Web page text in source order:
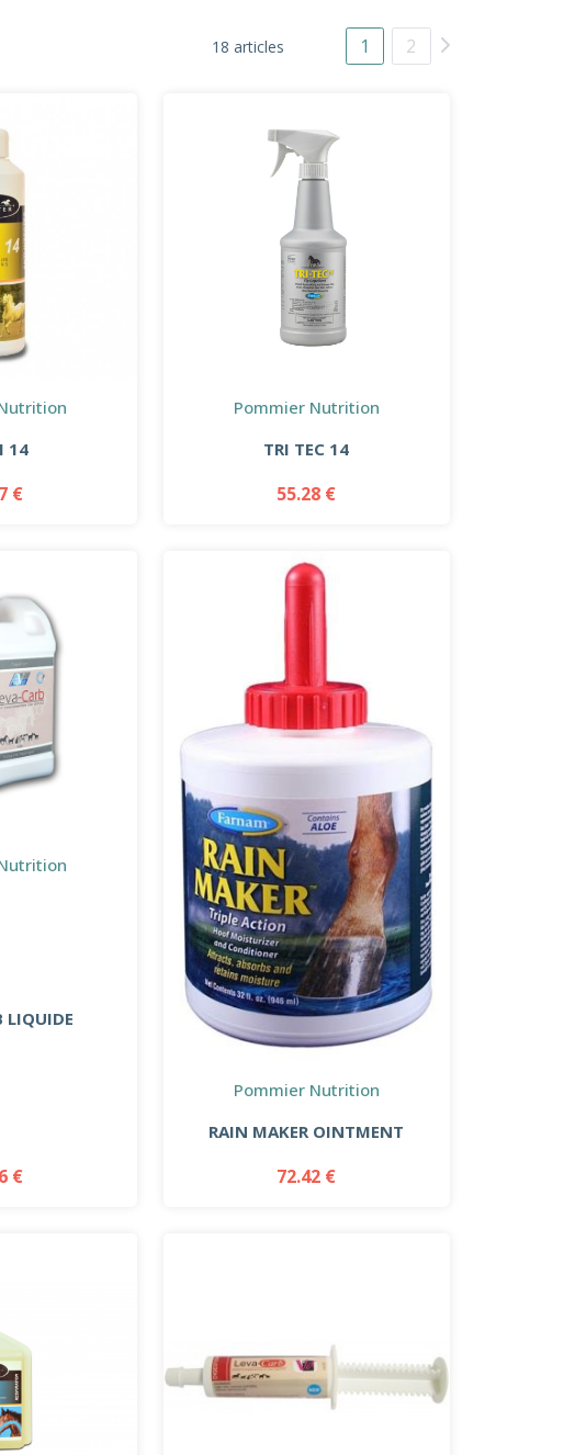
18 articles 1 2
14
€
Pommier Nutrition
TRI TEC 14
55.28 €
LIQUIDE
€
Pommier Nutrition
RAIN MAKER OINTMENT
72.42 €